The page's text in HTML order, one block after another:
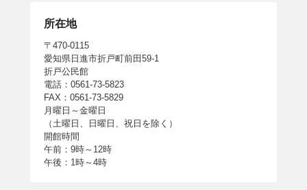
所在地
〒470-0115
愛知県日進市折戸町前田59-1
折戸公民館
電話：0561-73-5823
FAX：0561-73-5829
月曜日～金曜日
（土曜日、日曜日、祝日を除く）
開館時間
午前：9時～12時
午後：1時～4時